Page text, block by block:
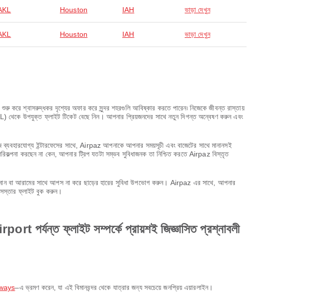
Houston IAH ভাড়া দেখুন
Houston IAH ভাড়া দেখুন
দৃশ্যের অফার করে সুন্দর শহরগুলি আবিষ্কার করতে পারেন৷ নিজেকে জীবন্ত রাস্তায়
উপযুক্ত ফ্লাইট টিকেট বেছে নিন। আপনার প্রিয়জনদের সাথে নতুন দিগন্ত অন্বেষণ করুন এবং
ইন্টারফেসের সাথে, Airpaz আপনাকে আপনার সময়সূচী এবং বাজেটের সাথে মানানসই
করছেন না কেন, আপনার ট্রিপ যতটা সম্ভব সুবিধাজনক তা নিশ্চিত করতে Airpaz বিস্তৃত
বা আরামের সাথে আপস না করে ছাড়ের হারের সুবিধা উপভোগ করুন। Airpaz এর সাথে, আপনার
ফ্লাইট বুক করুন।
ফ্লাইট সম্পর্কে প্রায়শই জিজ্ঞাসিত প্রশ্নাবলী
–এ ভ্রমণ করেন, যা এই বিমানবন্দর থেকে যাত্রার জন্য সবচেয়ে জনপ্রিয় এয়ারলাইন।